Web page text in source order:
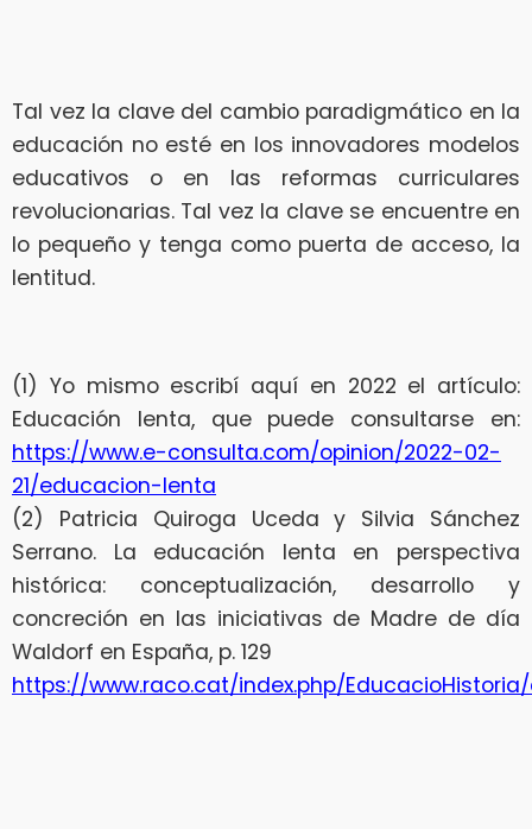
Tal vez la clave del cambio paradigmático en la
educación no esté en los innovadores modelos
educativos o en las reformas curriculares
revolucionarias. Tal vez la clave se encuentre en
lo pequeño y tenga como puerta de acceso, la
lentitud.
(1) Yo mismo escribí aquí en 2022 el artículo:
Educación lenta, que puede consultarse en:
https://www.e-consulta.com/opinion/2022-02-
21/educacion-lenta
(2) Patricia Quiroga Uceda y Silvia Sánchez
Serrano. La educación lenta en perspectiva
histórica: conceptualización, desarrollo y
concreción en las iniciativas de Madre de día
Waldorf en España, p. 129
https://www.raco.cat/index.php/